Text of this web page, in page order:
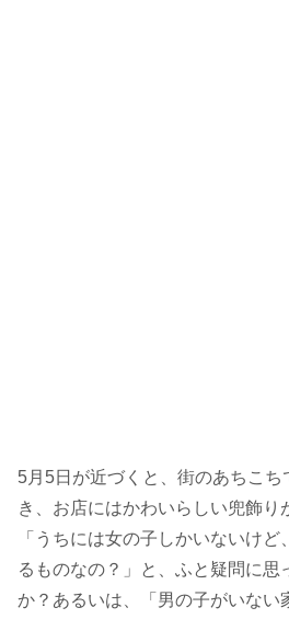
5月5日が近づくと、街のあちこち
き、お店にはかわいらしい兜飾り
「うちには女の子しかいないけ
るものなの？」と、ふと疑問に思
か？あるいは、「男の子がいない